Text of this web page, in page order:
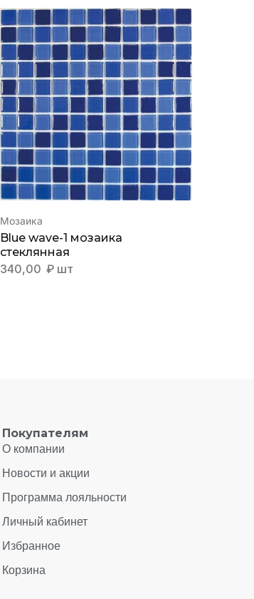
Мозаика
Blue wave-1 мозаика
стеклянная
340,00 ₽ шт
Покупателям
О компании
Новости и акции
Программа лояльности
Личный кабинет
Избранное
Корзина